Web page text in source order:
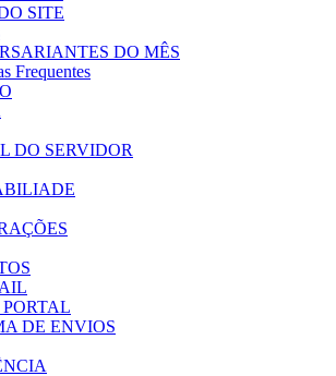
SITE
DO MÊS
Frequentes
DO SERVIDOR
DE ENVIOS